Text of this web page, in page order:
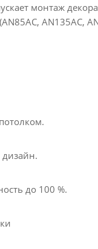
монтаж
AN135AC,
до 100 %.